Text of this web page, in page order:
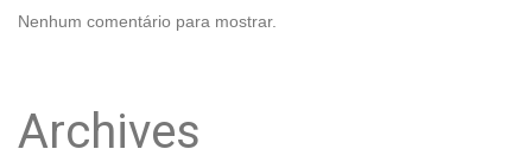
Nenhum comentário para mostrar.
Archives